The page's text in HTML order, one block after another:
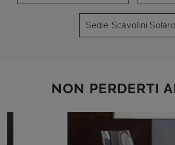
Sedie Scavolini Solaro
NON PERDERTI